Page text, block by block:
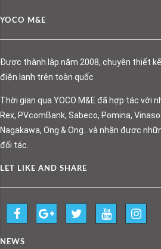
YOCO M&E
Được thành lập năm 2008, chuyên thiết
điện lạnh trên toàn quốc
Thời gian qua YOCO M&E đã hợp tác với
Rex, PVcomBank, Sabeco, Pomina,
Nagakawa, Ong & Ong…và nhận được
đối tác.
LET LIKE AND SHARE
NEWS